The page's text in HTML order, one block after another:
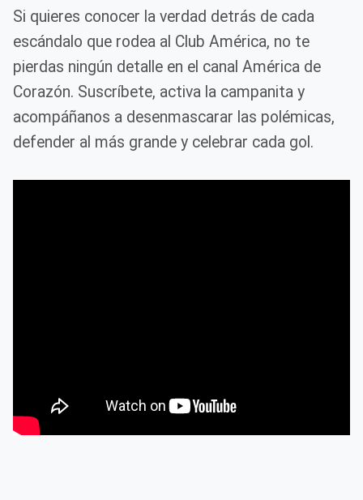
Si quieres conocer la verdad detrás de cada
escándalo que rodea al Club América, no te
pierdas ningún detalle en el canal América de
Corazón. Suscríbete, activa la campanita y
acompáñanos a desenmascarar las polémicas,
defender al más grande y celebrar cada gol.